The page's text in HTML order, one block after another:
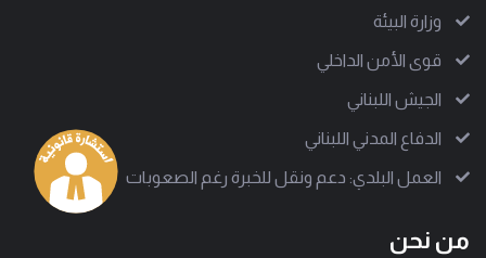
وزارة البيئة
قوى الأمن الداخلي
الجيش اللبناني
الدفاع المدني اللبناني
العمل البلدي: دعم ونقل للخبرة رغم الصعوبات
من نحن